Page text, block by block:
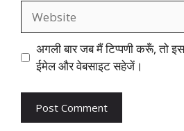
अगली बार जब मैं टिप्पणी करूँ, तो
ईमेल और वेबसाइट सहेजें।